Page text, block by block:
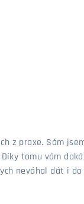
z praxe. Sám
tomu vám
neváhal dát i